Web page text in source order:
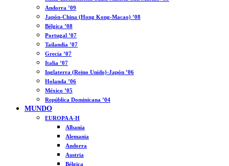
Andorra ’09
Japón-China (Hong Kong-Macao) ’08
Bélgica ’08
Portugal ’07
Tailandia ’07
Grecia ’07
Italia ’07
Inglaterra (Reino Unido)-Japón ’06
Holanda ’06
México ’05
República Dominicana ’04
MUNDO
EUROPA A-H
Albania
Alemania
Andorra
Austria
Bélgica